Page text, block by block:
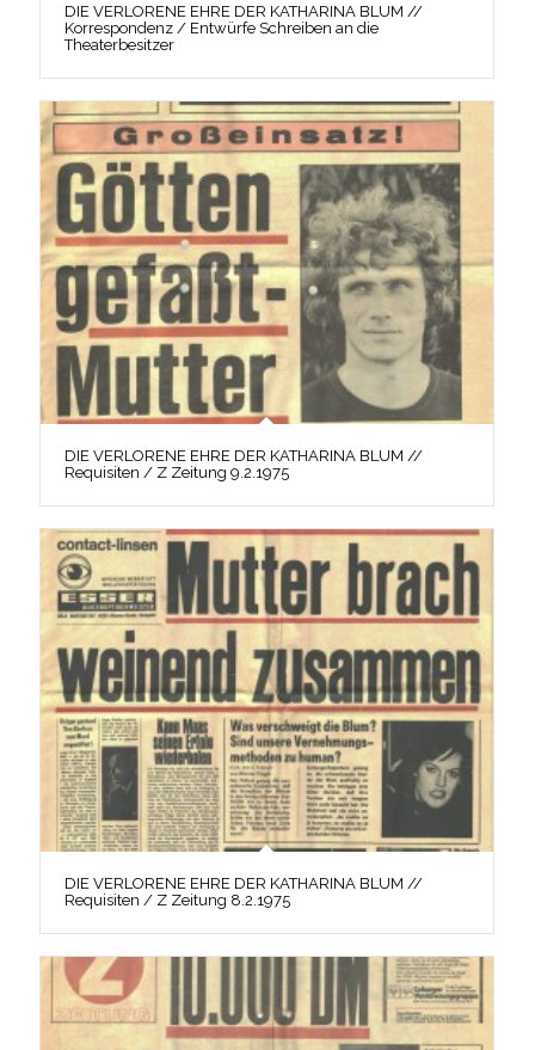
DIE VERLORENE EHRE DER KATHARINA BLUM //
Korrespondenz / Entwürfe Schreiben an die
Theaterbesitzer
DIE VERLORENE EHRE DER KATHARINA BLUM //
Requisiten / Z Zeitung 9.2.1975
DIE VERLORENE EHRE DER KATHARINA BLUM //
Requisiten / Z Zeitung 8.2.1975